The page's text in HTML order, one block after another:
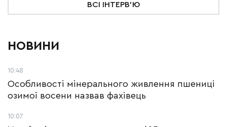
ВСІ ІНТЕРВ'Ю
НОВИНИ
10:48
Особливості мінерального живлення пшениці
озимої восени назвав фахівець
10:07